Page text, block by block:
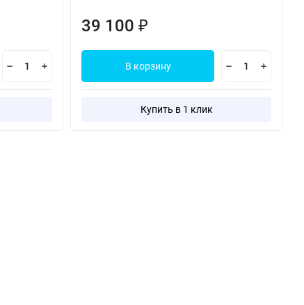
39 100₽
В корзину
Купить в 1 клик